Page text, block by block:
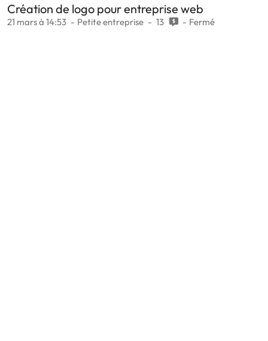
Création de logo pour entreprise web
21 mars à 14:53 Petite entreprise 13 Fermé